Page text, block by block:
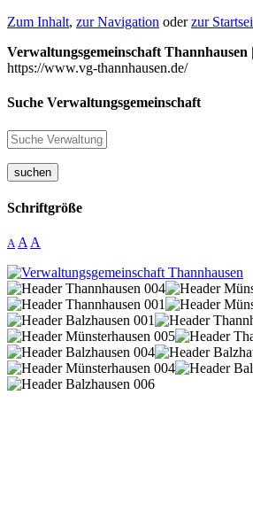
Zum Inhalt, zur Navigation oderzur
Verwaltungsgemeinschaft Thannhausen
https://www.vg-thannhausen.de/
Suche Verwaltungsgemeinschaft
suchen
Schriftgröße
A A A